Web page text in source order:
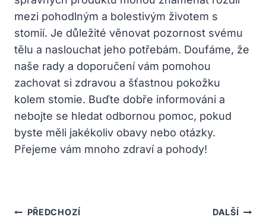
mezi pohodlným a bolestivým životem s
stomií. Je důležité věnovat pozornost svému
tělu a naslouchat jeho potřebám. Doufáme, že
naše rady a doporučení vám pomohou
zachovat si zdravou a šťastnou pokožku
kolem stomie. Buďte dobře informováni a
nebojte se hledat odbornou pomoc, pokud
byste měli jakékoliv obavy nebo otázky.
Přejeme vám mnoho zdraví a pohody!
Navigace
PŘEDCHOZÍ DALŠÍ